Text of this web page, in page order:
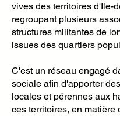
vives des territoires d'Ile-
regroupant plusieurs
structures militantes de
issues des quartiers
C'est un réseau engagé
sociale afin d'apporter
locales et pérennes aux
ces territoires, en matière